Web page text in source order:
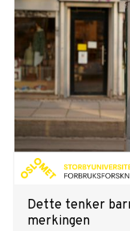
Dette tenker
merkingen